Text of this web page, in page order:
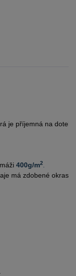
je příjemná na dotek.
400g/m2.
má zdobené